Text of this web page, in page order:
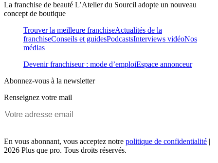
La franchise de beauté L’Atelier du Sourcil adopte un nouveau
concept de boutique
Trouver la meilleure franchiseActualités de la
franchiseConseils et guidesPodcastsInterviews vidéoNos
médias
Devenir franchiseur : mode d’emploiEspace annonceur
Abonnez-vous à la newsletter
Renseignez votre mail
En vous abonnant, vous acceptez notre politique de confidentialité |
2026 Plus que pro. Tous droits réservés.